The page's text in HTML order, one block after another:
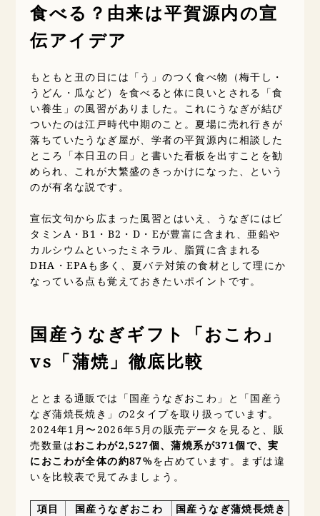
食べる？由来は平賀源内の宣
伝アイデア
もともと丑の日には「う」のつく食べ物（梅干し・
うどん・瓜など）を食べると体に良いとされる「食
い養生」の風習がありました。これにうなぎが結び
ついたのは江戸時代中期のこと。夏場に売れ行きが
落ちていたうなぎ屋が、学者の平賀源内に相談した
ところ「本日丑の日」と書いた看板を出すことを勧
められ、これが大繁盛のきっかけになった、という
のが有名な説です。
宣伝文句から広まった風習とはいえ、うなぎにはビ
タミンA・B1・B2・D・Eが豊富に含まれ、亜鉛や
カルシウムといったミネラル、脂質に含まれる
DHA・EPAも多く、夏バテ対策の食材として理にか
なっている点も覚えておきたいポイントです。
国産うなぎギフト「おこわ」
vs「蒲焼」徹底比較
ととまる通販では「国産うなぎおこわ」と「国産う
なぎ蒲焼長焼き」の2タイプを取り扱っています。
2024年1月〜2026年5月の販売データを見ると、販
売数量はおこわが2,527個、蒲焼系が371個で、実
におこわが全体の約87%を占めています。まずは違
いを比較表で見てみましょう。
項目 国産うなぎおこわ 国産うなぎ蒲焼長焼き